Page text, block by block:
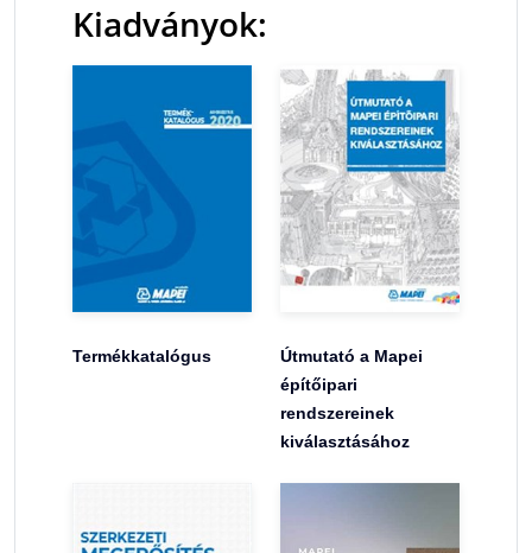
Kiadványok:
Termékkatalógus
Útmutató a Mapei
építőipari
rendszereinek
kiválasztásához